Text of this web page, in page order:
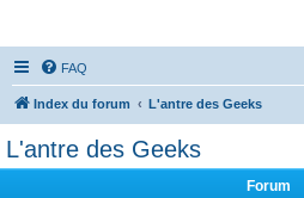
FAQ
Index du forum L'antre des Geeks
L'antre des Geeks
Forum